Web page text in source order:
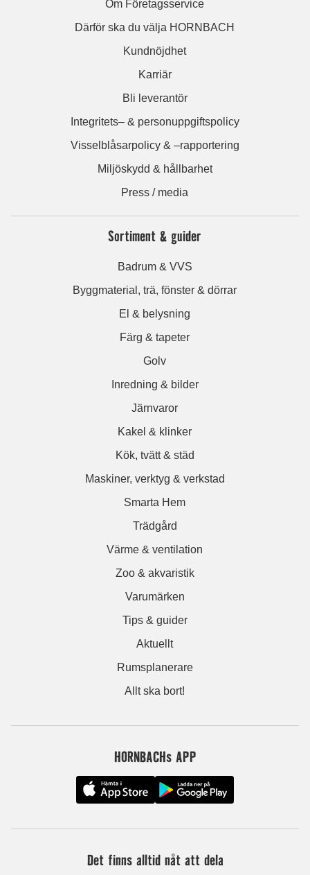
Om Företagsservice
Därför ska du välja HORNBACH
Kundnöjdhet
Karriär
Bli leverantör
Integritets– & personuppgiftspolicy
Visselblåsarpolicy & –rapportering
Miljöskydd & hållbarhet
Press / media
Sortiment & guider
Badrum & VVS
Byggmaterial, trä, fönster & dörrar
El & belysning
Färg & tapeter
Golv
Inredning & bilder
Järnvaror
Kakel & klinker
Kök, tvätt & städ
Maskiner, verktyg & verkstad
Smarta Hem
Trädgård
Värme & ventilation
Zoo & akvaristik
Varumärken
Tips & guider
Aktuellt
Rumsplanerare
Allt ska bort!
HORNBACHs APP
Det finns alltid nåt att dela